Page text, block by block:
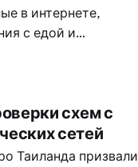
в интернете,
с едой и
на Пхукете, в
схем с
сетей
Таиланда призвали